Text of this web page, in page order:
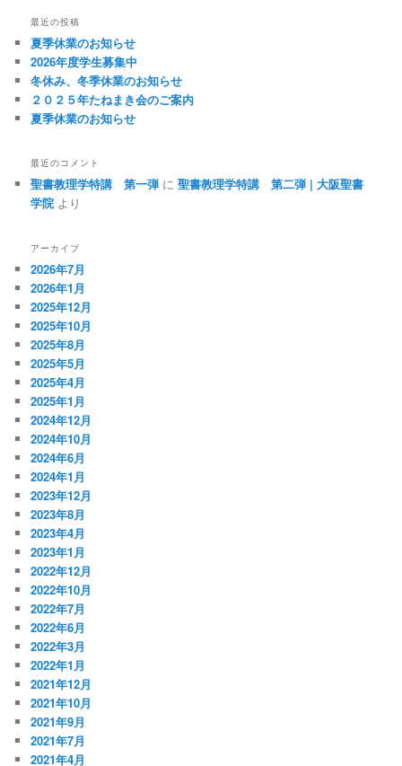
最近の投稿
夏季休業のお知らせ
2026年度学生募集中
冬休み、冬季休業のお知らせ
２０２５年たねまき会のご案内
夏季休業のお知らせ
最近のコメント
聖書教理学特講 第一弾 に聖書教理学特講 第二弾 | 大阪聖書
学院 より
アーカイブ
2026年7月
2026年1月
2025年12月
2025年10月
2025年8月
2025年5月
2025年4月
2025年1月
2024年12月
2024年10月
2024年6月
2024年1月
2023年12月
2023年8月
2023年4月
2023年1月
2022年12月
2022年10月
2022年7月
2022年6月
2022年3月
2022年1月
2021年12月
2021年10月
2021年9月
2021年7月
2021年4月